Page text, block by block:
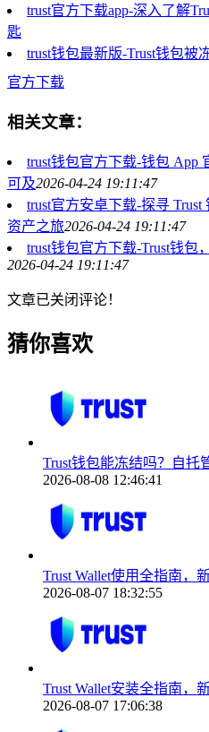
trust官方下载app-深入了解
匙
trust钱包最新版-Trust钱包被
官方下载
相关文章：
trust钱包官方下载-钱包 App
可及2026-04-24 19:11:47
trust官方安卓下载-探寻
资产之旅2026-04-24 19:11:47
trust钱包官方下载-Trust钱包
2026-04-24 19:11:47
文章已关闭评论！
猜你喜欢
Trust钱包能冻结吗？自托
2026-08-08 12:46:41
Trust Wallet使用全指南，
2026-08-07 18:32:55
Trust Wallet安装全指南，
2026-08-07 17:06:38